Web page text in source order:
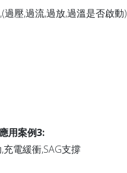
過壓,過流,過放,過溫是否啟動)
用案例3:
電緩衝,SAG支撐